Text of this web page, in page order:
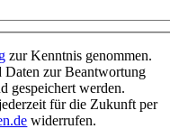
zur Kenntnis genommen.
Daten zur Beantwortung
gespeichert werden.
für die Zukunft per
widerrufen.